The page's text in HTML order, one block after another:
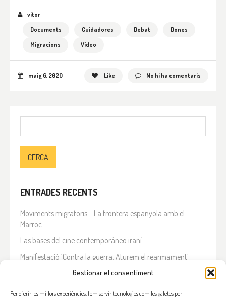
Gestionar el consentiment
Per oferir les millors experiències, fem servir tecnologies com les galetes per
vitor
Documents
Cuidadores Debat
Dones
Migracions
Vídeo
maig 6, 2020 Like No hi ha comentaris
ENTRADES RECENTS
Moviments migratoris – La frontera espanyola amb el
Marroc
Las bases del cine contemporáneo iraní
Manifestació ‘Contra la guerra. Aturem el rearmament’
En solidaritat amb el Líban
Què està passant a l’Iran?